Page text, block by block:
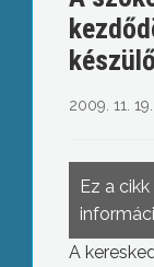
2009. 11. 19.
Ez a
A